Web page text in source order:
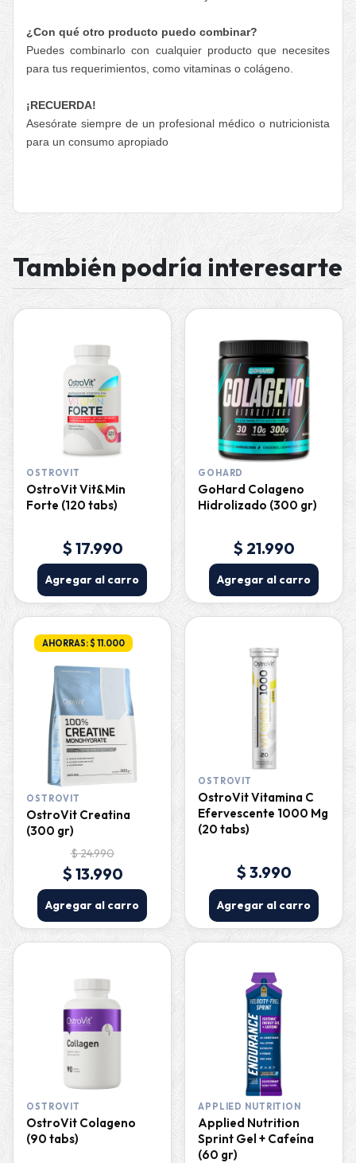
¿Con qué otro producto puedo combinar?
Puedes combinarlo con cualquier producto que necesites
para tus requerimientos, como vitaminas o colágeno.
¡RECUERDA!
Asesórate siempre de un profesional médico o nutricionista
para un consumo apropiado
También podría interesarte
OSTROVIT
OstroVit Vit&Min
Forte (120 tabs)
$ 17.990
Agregar al carro
GOHARD
GoHard Colageno
Hidrolizado (300 gr)
$ 21.990
Agregar al carro
AHORRAS: $ 11.000
OSTROVIT
OstroVit Creatina
(300 gr)
$ 24.990
$ 13.990
Agregar al carro
OSTROVIT
OstroVit Vitamina C
Efervescente 1000 Mg
(20 tabs)
$ 3.990
Agregar al carro
OSTROVIT
OstroVit Colageno
(90 tabs)
APPLIED NUTRITION
Applied Nutrition
Sprint Gel + Cafeína
(60 gr)